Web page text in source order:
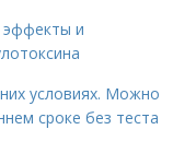
и
условиях. Можно
сроке без теста